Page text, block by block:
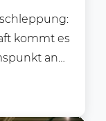
kommt es
an